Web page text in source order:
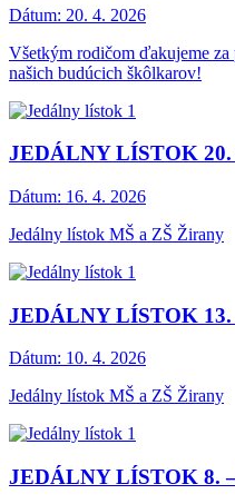
Dátum: 20. 4. 2026
Všetkým rodičom ďakujeme za
našich budúcich škôlkarov!
JEDÁLNY LÍSTOK 20.
Dátum: 16. 4. 2026
Jedálny lístok MŠ a ZŠ Žirany
JEDÁLNY LÍSTOK 13.
Dátum: 10. 4. 2026
Jedálny lístok MŠ a ZŠ Žirany
JEDÁLNY LÍSTOK 8.